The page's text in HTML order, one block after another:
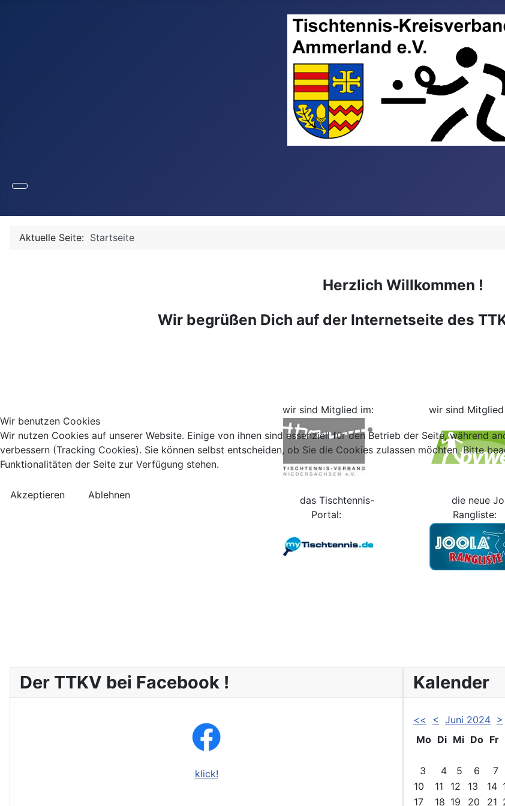
Aktuelle Seite: Startseite
Herzlich Willkommen !
Wir begrüßen Dich auf der Internetseite des
wir sind Mitglied im: wir sind
das Tischtennis-
Portal:
die neue
Rangliste:
Der TTKV bei Facebook !
klick!
Kalender
<< < Juni 2024 >
Mo Di Mi Do Fr
3
4 5 6 7
10
11 12 13 14
17
18 19 20 21
Wir benutzen Cookies
Wir nutzen Cookies auf unserer Website. Einige von ihnen sind essenziell für den Betrieb der Seite, während
verbessern (Tracking Cookies). Sie können selbst entscheiden, ob Sie die Cookies zulassen möchten. Bitte
Funktionalitäten der Seite zur Verfügung stehen.
Akzeptieren Ablehnen